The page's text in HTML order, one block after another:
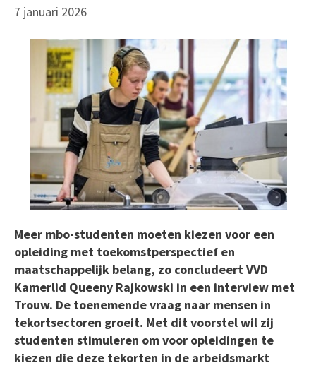
7 januari 2026
Meer mbo-studenten moeten kiezen voor een
opleiding met toekomstperspectief en
maatschappelijk belang, zo concludeert VVD
Kamerlid Queeny Rajkowski in een interview met
Trouw. De toenemende vraag naar mensen in
tekortsectoren groeit. Met dit voorstel wil zij
studenten stimuleren om voor opleidingen te
kiezen die deze tekorten in de arbeidsmarkt